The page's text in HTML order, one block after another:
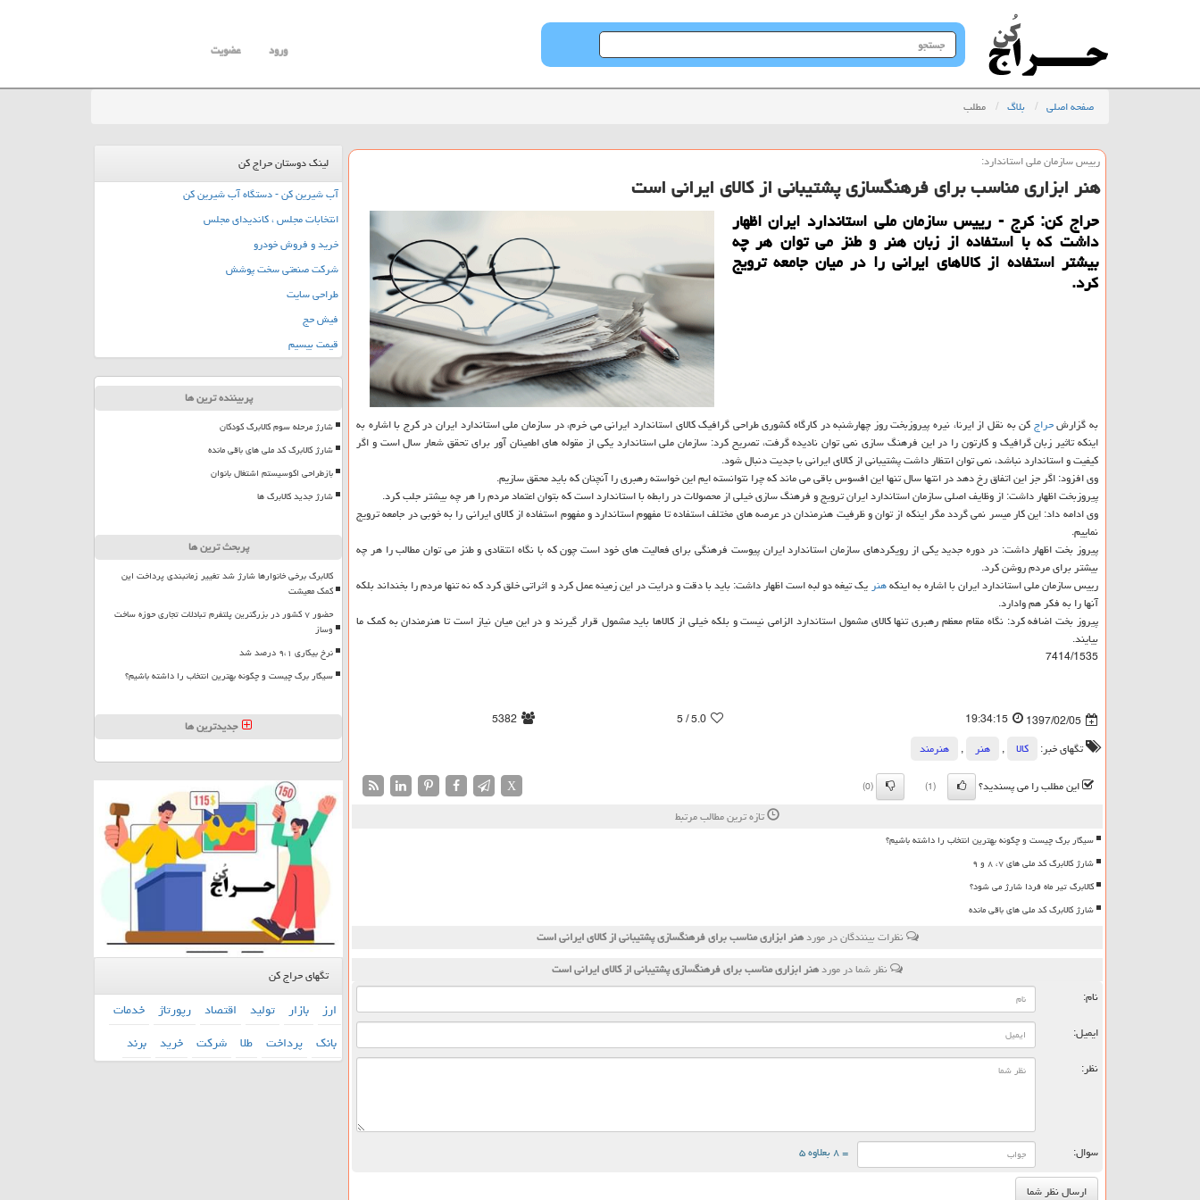
جستجو
در
ورود عضویت
صفحه اصلی بلاگ مطلب
رییس سازمان ملی استاندارد:
هنر ابزاری مناسب برای فرهنگسازی پشتیبانی از كالای ایرانی است
حراج كن: كرج - رییس سازمان ملی استاندارد ایران اظهار
داشت كه با استفاده از زبان هنر و طنز می توان هر چه
بیشتر استفاده از كالاهای ایرانی را در میان جامعه ترویج
كرد.
به گزارشحراجكن به نقل از ایرنا، نیره پیروزبخت روز چهارشنبه در كارگاه كشوری طراحی گرافیك كالای استاندارد ایرانی می خرم، در سازمان ملی استاندارد ایران در كرج با اشاره به
اینكه تاثیر زبان گرافیك و كارتون را در این فرهنگ سازی نمی توان نادیده گرفت، تصریح كرد: سازمان ملی استاندارد یكی از مقوله های اطمینان آور برای تحقق شعار سال است و اگر
كیفیت و استاندارد نباشد، نمی توان انتظار داشت پشتیبانی از كالای ایرانی با جدیت دنبال شود.
وی افزود: اگر جز این اتفاق رخ دهد در انتها سال تنها این افسوس باقی می ماند كه چرا نتوانسته ایم این خواسته رهبری را آنچنان كه باید محقق سازیم.
پیروزبخت اظهار داشت: از وظایف اصلی سازمان استاندارد ایران ترویج و فرهنگ سازی خیلی از محصولات در رابطه با استاندارد است كه بتوان اعتماد مردم را هر چه بیشتر جلب كرد.
وی ادامه داد: این كار میسر نمی گردد مگر اینكه از توان و ظرفیت هنرمندان در عرصه های مختلف استفاده تا مفهوم استاندارد و مفهوم استفاده از كالای ایرانی را به خوبی در جامعه ترویج
نماییم.
پیروز بخت اظهار داشت: در دوره جدید یكی از رویكردهای سازمان استاندارد ایران پیوست فرهنگی برای فعالیت های خود است چون كه با نگاه انتقادی و طنز می توان مطالب را هر چه
بیشتر برای مردم روشن كرد.
رییس سازمان ملی استاندارد ایران با اشاره به اینكههنریك تیغه دو لبه است اظهار داشت: باید با دقت و درایت در این زمینه عمل كرد و اثراتی خلق كرد كه نه تنها مردم را بخنداند بلكه
آنها را به فكر هم وادارد.
پیروز بخت اضافه كرد: نگاه مقام معظم رهبری تنها كالای مشمول استاندارد الزامی نیست و بلكه خیلی از كالاها باید مشمول قرار گیرند و در این میان نیاز است تا هنرمندان به كمك ما
بیایند.
7414/1535
1397/02/05
19:34:15
5.0
/ 5
5382
تگهای خبر:
كالا , هنر ,
هنرمند
این مطلب را می پسندید؟
(1)
(0)
X
تازه ترین مطالب مرتبط
سیگار برگ چیست و چگونه بهترین انتخاب را داشته باشیم؟
شارژ کالابرگ کد ملی های ۷، ۸ و ۹
کالابرگ تیر ماه فردا شارژ می شود؟
شارژ کالابرگ کد ملی های باقی مانده
نظرات بینندگان در موردهنر ابزاری مناسب برای فرهنگسازی پشتیبانی از كالای ایرانی است
نظر شما در موردهنر ابزاری مناسب برای فرهنگسازی پشتیبانی از كالای ایرانی است
نام:
ایمیل:
نظر:
سوال: = ۸ بعلاوه ۵
لینک دوستان حراج کن
آب شیرین کن - دستگاه آب شیرین کن
انتخابات مجلس ، کاندیدای مجلس
خرید و فروش خودرو
شرکت صنعتی سخت پوشش
طراحی سایت
فیش حج
قیمت بیسیم
پربیننده ترین ها
شارژ مرحله سوم کالابرگ کودکان
شارژ کالابرگ کد ملی های باقی مانده
بازطراحی اکوسیستم اشتغال بانوان
شارژ جدید کالابرگ ها
پربحث ترین ها
کالابرگ برخی خانوارها شارژ شد تغییر زمانبندی پرداخت این
کمک معیشت
حضور ۷ کشور در بزرگترین پلتفرم تبادلات تجاری حوزه ساخت
وساز
نرخ بیکاری ۹،۱ درصد شد
سیگار برگ چیست و چگونه بهترین انتخاب را داشته باشیم؟
جدیدترین ها
تگهای حراج کن
ارز بازار تولید اقتصاد رپورتاژ خدمات
بانك پرداخت طلا شركت خرید برند